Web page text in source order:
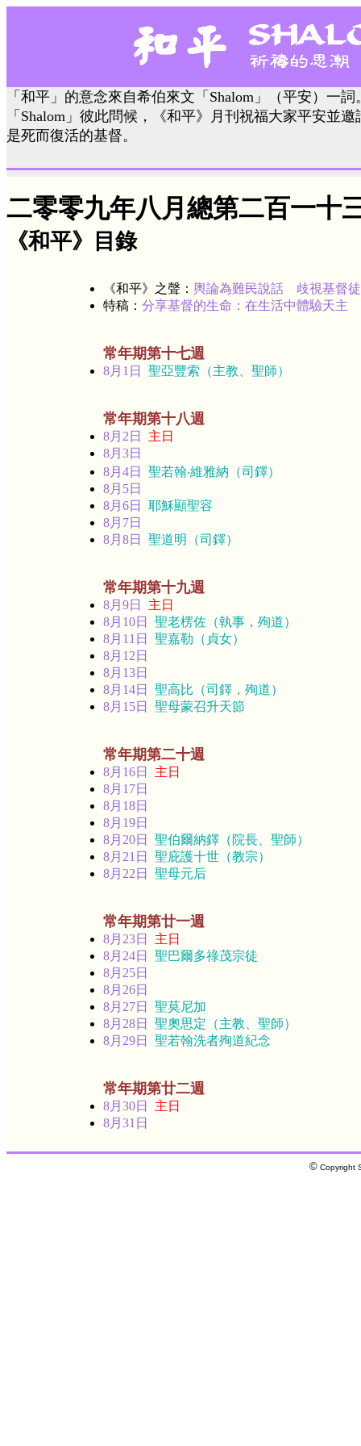
「和平」的意念來自希伯來文「Shalom」（平安）一
「Shalom」彼此問候，《和平》月刊祝福大家平安並
是死而復活的基督。
二零零九年八月總第二百一十
《和平》目錄
《和平》之聲： 輿論為難民說話 歧視基督
特稿： 分享基督的生命：在生活中體驗天主
常年期第十七週
8月1日 聖亞豐索（主教、聖師）
常年期第十八週
8月2日
主日
8月3日
8月4日 聖若翰‧維雅納（司鐸）
8月5日
8月6日 耶穌顯聖容
8月7日
8月8日 聖道明（司鐸）
常年期第十九週
8月9日
主日
8月10日 聖老楞佐（執事，殉道）
8月11日 聖嘉勒（貞女）
8月12日
8月13日
8月14日 聖高比（司鐸，殉道）
8月15日 聖母蒙召升天節
常年期第二十週
8月16日
主日
8月17日
8月18日
8月19日
8月20日 聖伯爾納鐸（院長、聖師）
8月21日 聖庇護十世（教宗）
8月22日 聖母元后
常年期第廿一週
8月23日
主日
8月24日 聖巴爾多祿茂宗徒
8月25日
8月26日
8月27日 聖莫尼加
8月28日 聖奧思定（主教、聖師）
8月29日 聖若翰洗者殉道紀念
常年期第廿二週
8月30日
主日
8月31日
© Copyright